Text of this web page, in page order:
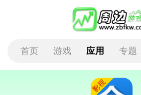
首页 游戏 应用 专题